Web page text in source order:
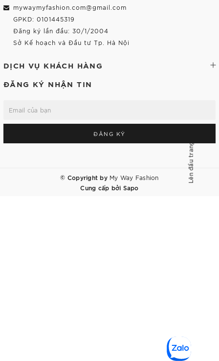
mywaymyfashion.com@gmail.com
GPKD: 0101445319
Đăng ký lần đầu: 30/1/2004
Sở Kế hoạch và Đầu tư Tp. Hà Nội
DỊCH VỤ KHÁCH HÀNG
ĐĂNG KÝ NHẬN TIN
ĐĂNG KÝ
© Copyright by My Way Fashion
Cung cấp bởi Sapo
Lên đầu trang